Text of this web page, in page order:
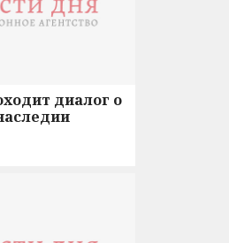
диалог о